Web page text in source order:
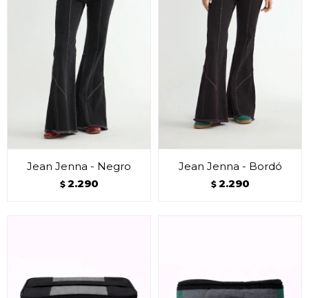
Jean Jenna - Negro
$ 2.290
Jean Jenna - Bordó
$ 2.290